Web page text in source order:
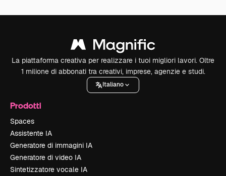
La piattaforma creativa per realizzare i tuoi migliori lavori. Oltre
1 milione di abbonati tra creativi, imprese, agenzie e studi.
Italiano
Prodotti
Spaces
Assistente IA
Generatore di immagini IA
Generatore di video IA
Sintetizzatore vocale IA